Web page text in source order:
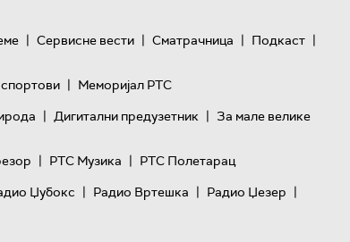
| Сервисне вести | Сматрачница | Подкаст |
| Меморијал РТС
| Дигитални предузетник | За мале велике
| РТС Музика | РТС Полетарац
Џубокс | Радио Вртешка | Радио Џезер |